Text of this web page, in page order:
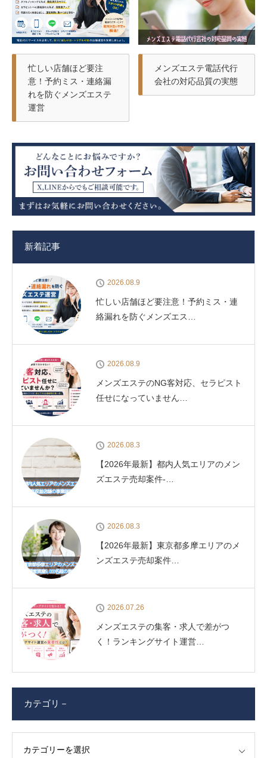
忙しい店舗ほど要注
意！予約ミス・連絡漏
れを防ぐメンズエステ
運営
メンズエステ電話代行
会社の対応品質の実態
新着記事
2026.08.9
忙しい店舗ほど要注意！予約ミス・連
絡漏れを防ぐメンズエス…
2026.08.9
メンズエステのNG客対応、セラピスト
任せになっていません…
2026.08.3
【2026年最新】都内人気エリアのメン
ズエステ売却案件-…
2026.08.3
【2026年最新】東京都多摩エリアのメ
ンズエステ売却案件…
2026.07.26
メンズエステの集客・求人で差がつ
く！ランキングサイト運営…
カテゴリ－